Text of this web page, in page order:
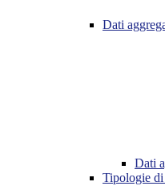
Dati
Dati
Tipologie